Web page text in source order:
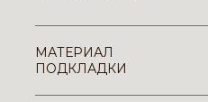
МАТЕРИАЛ
ПОДКЛАДКИ